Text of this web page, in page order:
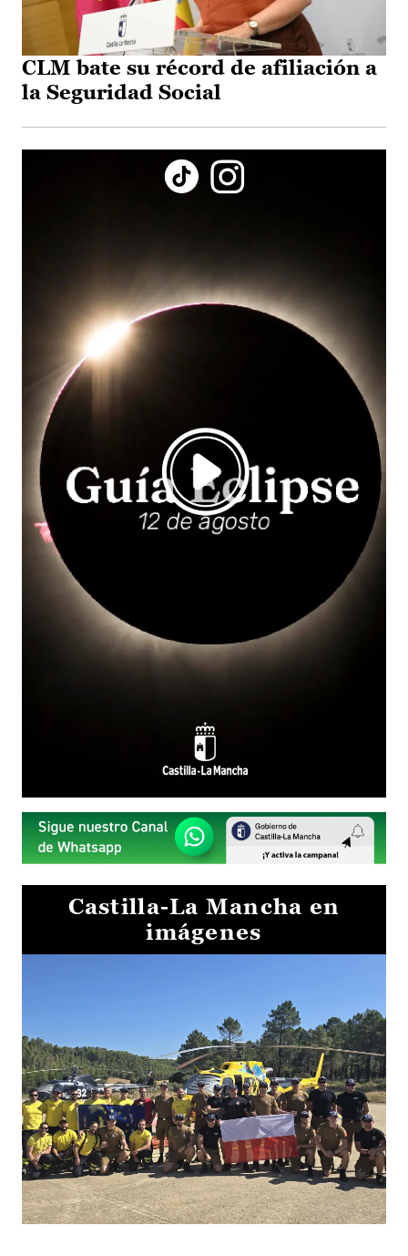
CLM bate su récord de afiliación a
la Seguridad Social
Castilla-La Mancha en
imágenes